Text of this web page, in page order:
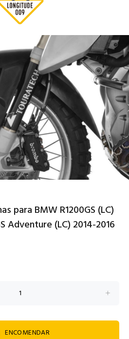
para BMW R1200GS (LC)
Adventure (LC) 2014-2016
ENCOMENDAR